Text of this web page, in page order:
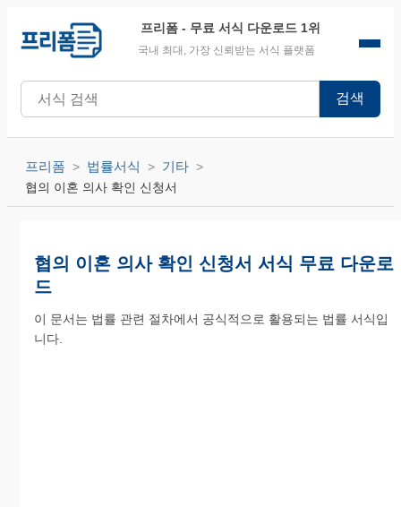
프리폼 - 무료 서식 다운로드 1위
국내 최대, 가장 신뢰받는 서식 플랫폼
검색
프리폼 법률서식 기타
협의 이혼 의사 확인 신청서
협의 이혼 의사 확인 신청서 서식 무료 다운로
드
이 문서는 법률 관련 절차에서 공식적으로 활용되는 법률 서식입
니다.